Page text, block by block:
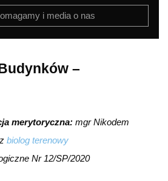
i media o nas
–
merytoryczna:mgr Nikodem
biolog terenowy
Nr 12/SP/2020